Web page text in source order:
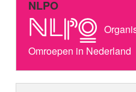
NLPO
Omroepen in Nederland